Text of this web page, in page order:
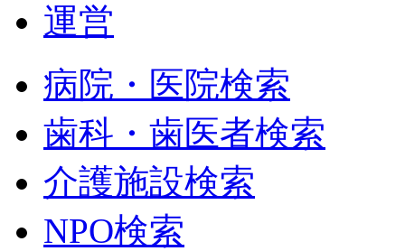
運営
病院・医院検索
歯科・歯医者検索
介護施設検索
NPO検索